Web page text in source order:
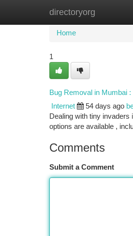
directoryorg
Home
Home
1
Bug Removal in Mumbai
Internet 54 days ago
Dealing with tiny invaders
options are available ,
Comments
Submit a Comment